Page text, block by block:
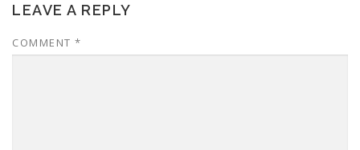
LEAVE A REPLY
COMMENT *